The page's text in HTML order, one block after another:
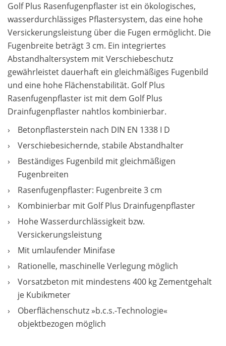
Golf Plus Rasenfugenpflaster ist ein ökologisches,
wasserdurchlässiges Pflastersystem, das eine hohe
Versickerungsleistung über die Fugen ermöglicht. Die
Fugenbreite beträgt 3 cm. Ein integriertes
Abstandhaltersystem mit Verschiebeschutz
gewährleistet dauerhaft ein gleichmäßiges Fugenbild
und eine hohe Flächenstabilität. Golf Plus
Rasenfugenpflaster ist mit dem Golf Plus
Drainfugenpflaster nahtlos kombinierbar.
Betonpflasterstein nach DIN EN 1338 I D
Verschiebesichernde, stabile Abstandhalter
Beständiges Fugenbild mit gleichmäßigen
Fugenbreiten
Rasenfugenpflaster: Fugenbreite 3 cm
Kombinierbar mit Golf Plus Drainfugenpflaster
Hohe Wasserdurchlässigkeit bzw.
Versickerungsleistung
Mit umlaufender Minifase
Rationelle, maschinelle Verlegung möglich
Vorsatzbeton mit mindestens 400 kg Zementgehalt
je Kubikmeter
Oberflächenschutz »b.c.s.-Technologie«
objektbezogen möglich